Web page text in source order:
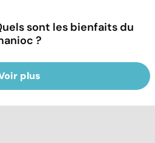
sont les bienfaits du
?
plus